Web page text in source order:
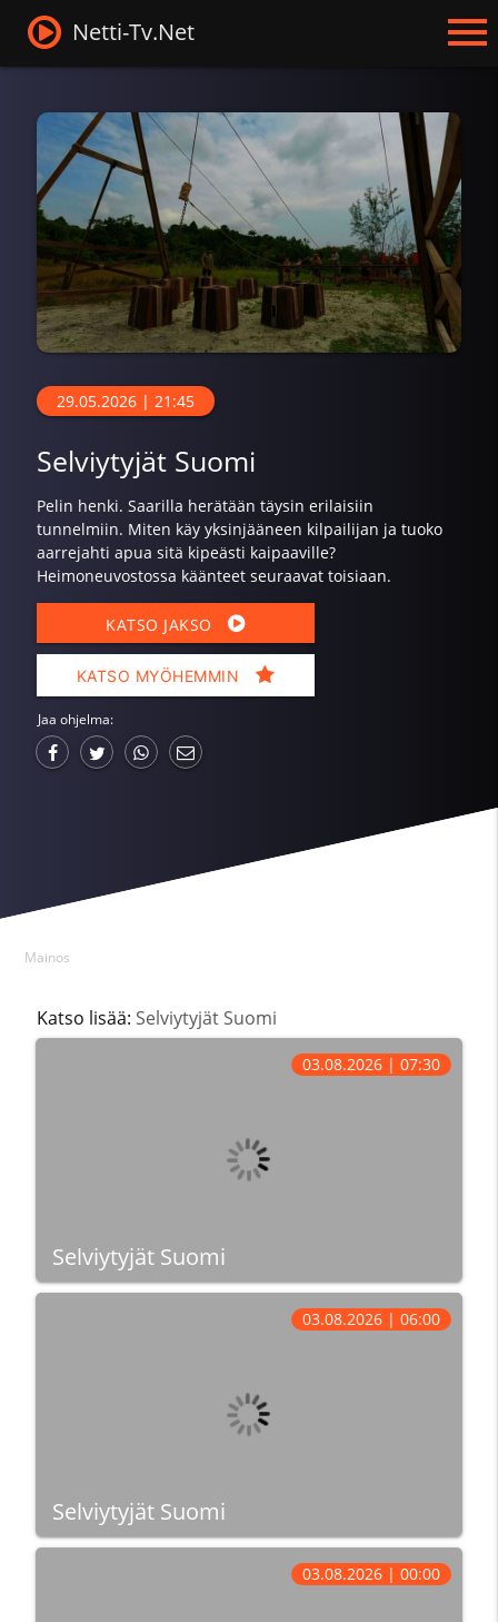
Netti-Tv.Net
29.05.2026 | 21:45
Selviytyjät Suomi
Pelin henki. Saarilla herätään täysin erilaisiin
tunnelmiin. Miten käy yksinjääneen kilpailijan ja tuoko
aarrejahti apua sitä kipeästi kaipaaville?
Heimoneuvostossa käänteet seuraavat toisiaan.
KATSO JAKSO
KATSO MYÖHEMMIN
Jaa ohjelma:
Mainos
Katso lisää: Selviytyjät Suomi
Selviytyjät Suomi
03.08.2026 | 07:30
Selviytyjät Suomi
03.08.2026 | 06:00
03.08.2026 | 00:00